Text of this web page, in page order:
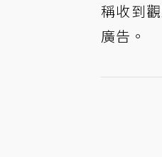
稱收到
廣告。